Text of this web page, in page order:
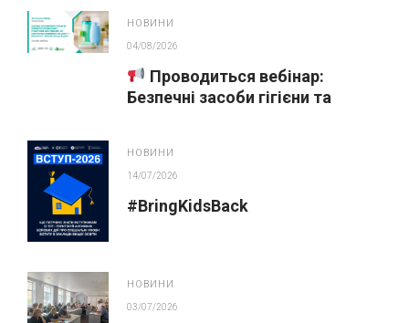
НОВИНИ
04/08/2026
Проводиться вебінар:
Безпечні засоби гігієни та
НОВИНИ
14/07/2026
#BringKidsBack
НОВИНИ
03/07/2026